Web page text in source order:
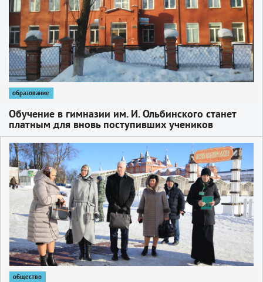
образование
Обучение в гимназии им. И. Ольбинского станет
платным для вновь поступивших учеников
1
общество